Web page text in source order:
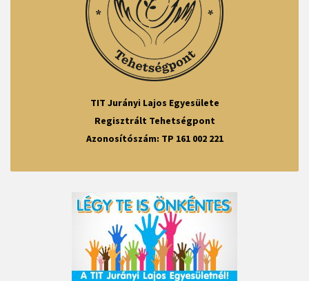
TIT Jurányi Lajos Egyesülete
Regisztrált Tehetségpont
Azonosítószám: TP 161 002 221